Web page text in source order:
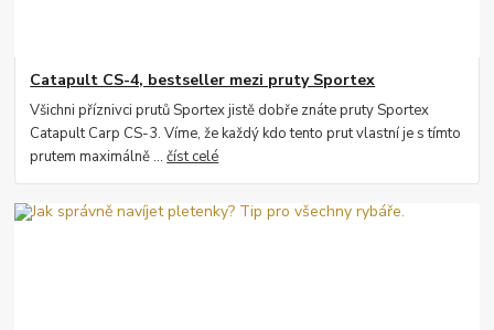
Catapult CS-4, bestseller mezi pruty Sportex
Všichni příznivci prutů Sportex jistě dobře znáte pruty Sportex
Catapult Carp CS-3. Víme, že každý kdo tento prut vlastní je s tímto
prutem maximálně ...číst celé